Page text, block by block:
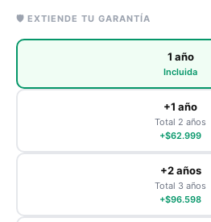
🛡️ EXTIENDE TU GARANTÍA
1 año
Incluida
+1 año
Total 2 años
+$62.999
+2 años
Total 3 años
+$96.598